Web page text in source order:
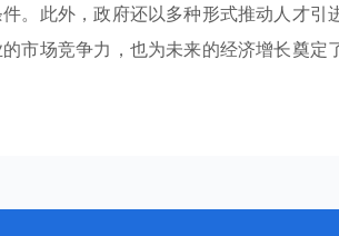
。此外，政府还以多种形式推动人才引
市场竞争力，也为未来的经济增长奠定